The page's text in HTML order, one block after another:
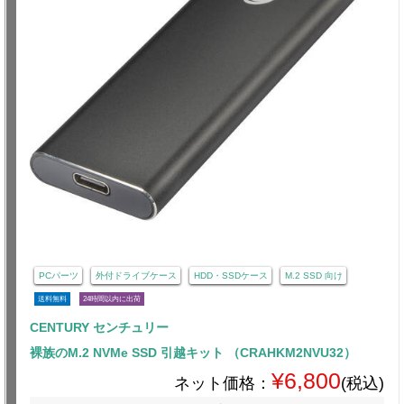
PCパーツ 外付ドライブケース HDD・SSDケース M.2 SSD 向け
送料無料 24時間以内に出荷
CENTURY センチュリー
裸族のM.2 NVMe SSD 引越キット （CRAHKM2NVU32）
ネット価格： ¥6,800(税込)